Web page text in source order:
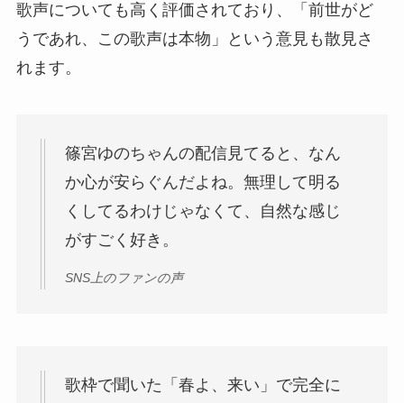
歌声についても高く評価されており、「前世がど
うであれ、この歌声は本物」という意見も散見さ
れます。
篠宮ゆのちゃんの配信見てると、なん
か心が安らぐんだよね。無理して明る
くしてるわけじゃなくて、自然な感じ
がすごく好き。
SNS上のファンの声
歌枠で聞いた「春よ、来い」で完全に